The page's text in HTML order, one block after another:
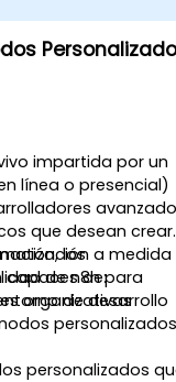
problemas
CD utilizando los
de n8n.
de trabajo DevOps
personalizados
impartida por un
línea o presencial)
que desean crear
a medida
de n8n para
organizativas
los
capaces de:
de desarrollo
personalizados
personalizados